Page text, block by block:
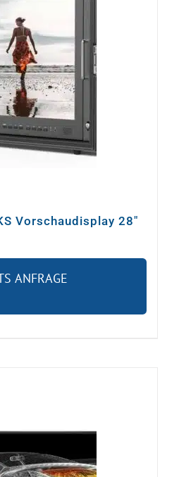
Video
Ton
Licht
Vorschaudisplay 28″
ANFRAGE